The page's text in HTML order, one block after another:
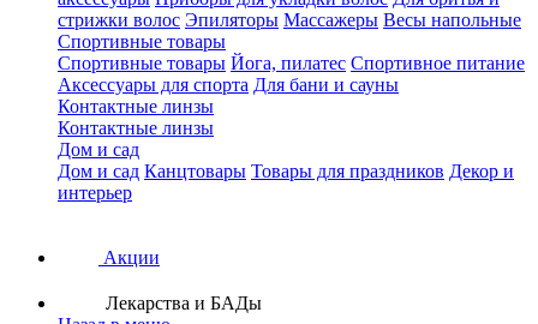
стрижки волос Эпиляторы Массажеры Весы напольные
Спортивные товары
Спортивные товары Йога, пилатес Спортивное питание
Аксессуары для спорта Для бани и сауны
Контактные линзы
Контактные линзы
Дом и сад
Дом и сад Канцтовары Товары для праздников Декор и
интерьер
Акции
Лекарства и БАДы